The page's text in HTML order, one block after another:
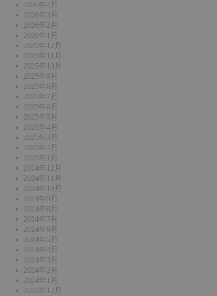
2026年4月
2026年3月
2026年2月
2026年1月
2025年12月
2025年11月
2025年10月
2025年9月
2025年8月
2025年7月
2025年6月
2025年5月
2025年4月
2025年3月
2025年2月
2025年1月
2024年12月
2024年11月
2024年10月
2024年9月
2024年8月
2024年7月
2024年6月
2024年5月
2024年4月
2024年3月
2024年2月
2024年1月
2023年12月